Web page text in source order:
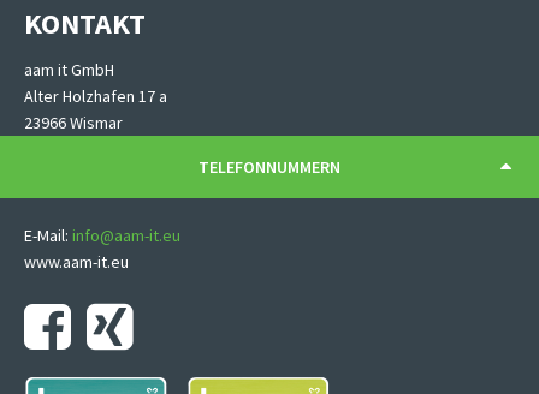
KONTAKT
aam it GmbH
Alter Holzhafen 17 a
23966 Wismar
TELEFONNUMMERN
E-Mail: info@aam-it.eu
www.aam-it.eu